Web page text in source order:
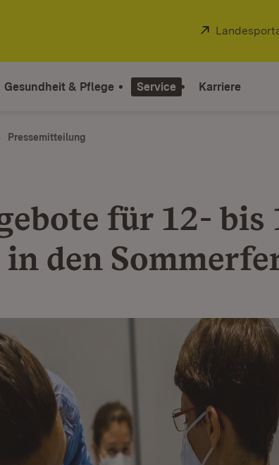
Extern:
Gesundheit & Pflege Service Karriere
Pressemitteilung
für 12- bis
den